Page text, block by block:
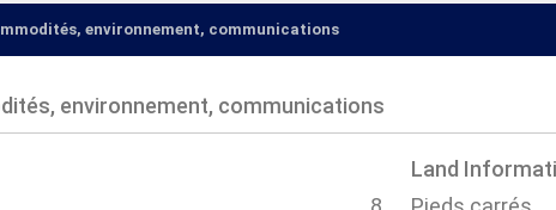
environnement, communications
environnement, communications
Land